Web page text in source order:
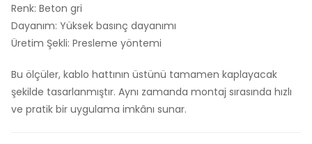
Renk: Beton gri
Dayanım: Yüksek basınç dayanımı
Üretim Şekli: Presleme yöntemi
Bu ölçüler, kablo hattının üstünü tamamen kaplayacak
şekilde tasarlanmıştır. Aynı zamanda montaj sırasında hızlı
ve pratik bir uygulama imkânı sunar.